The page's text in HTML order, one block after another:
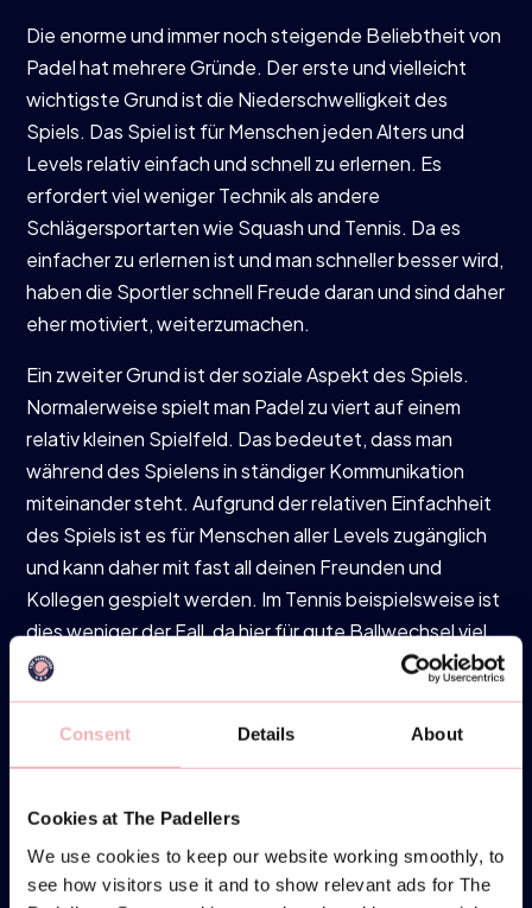
Consent Details About
Cookies at The Padellers
We use cookies to keep our website working smoothly, to
see how visitors use it and to show relevant ads for The
Die enorme und immer noch steigende Beliebtheit von
Padel hat mehrere Gründe. Der erste und vielleicht
wichtigste Grund ist die Niederschwelligkeit des
Spiels. Das Spiel ist für Menschen jeden Alters und
Levels relativ einfach und schnell zu erlernen. Es
erfordert viel weniger Technik als andere
Schlägersportarten wie Squash und Tennis. Da es
einfacher zu erlernen ist und man schneller besser wird,
haben die Sportler schnell Freude daran und sind daher
eher motiviert, weiterzumachen.
Ein zweiter Grund ist der soziale Aspekt des Spiels.
Normalerweise spielt man Padel zu viert auf einem
relativ kleinen Spielfeld. Das bedeutet, dass man
während des Spielens in ständiger Kommunikation
miteinander steht. Aufgrund der relativen Einfachheit
des Spiels ist es für Menschen aller Levels zugänglich
und kann daher mit fast all deinen Freunden und
Kollegen gespielt werden. Im Tennis beispielsweise ist
dies weniger der Fall, da hier für gute Ballwechsel viel
mehr Technik erforderlich ist.
es weniger intensiv ist als andere Sportarten. Durch
weniger gelaufen werden wie bei einer Sportart wie
so schnell zu Verletzungen. Dies ist auch ein